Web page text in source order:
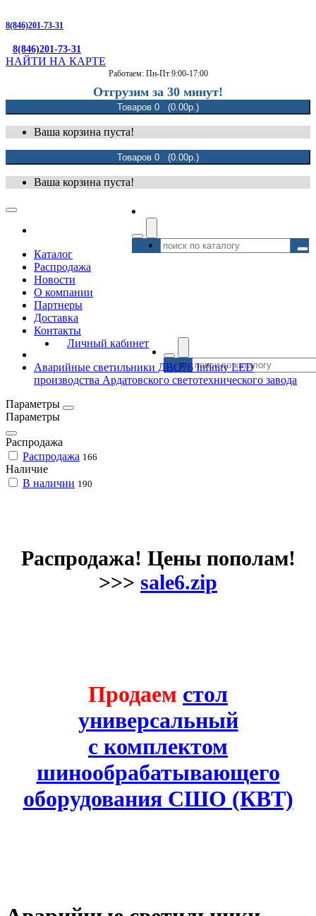
8(846)201-73-31
8(846)201-73-31
НАЙТИ НА КАРТЕ
Работаем: Пн-Пт 9:00-17:00
Отгрузим за 30 минут!
Товаров 0 (0.00р.)
Ваша корзина пуста!
Товаров 0 (0.00р.)
Ваша корзина пуста!
Каталог
Распродажа
Новости
О компании
Партнеры
Доставка
Контакты
Личный кабинет
Аварийные светильники ДВО76 Infinity LED
производства Ардатовского светотехнического завода
Параметры
Параметры
Распродажа
Распродажа 166
Наличие
В наличии 190
Распродажа! Цены пополам!
>>> sale6.zip
Продаем стол
универсальный
с комплектом
шинообрабатывающего
оборудования СШО (КВТ)